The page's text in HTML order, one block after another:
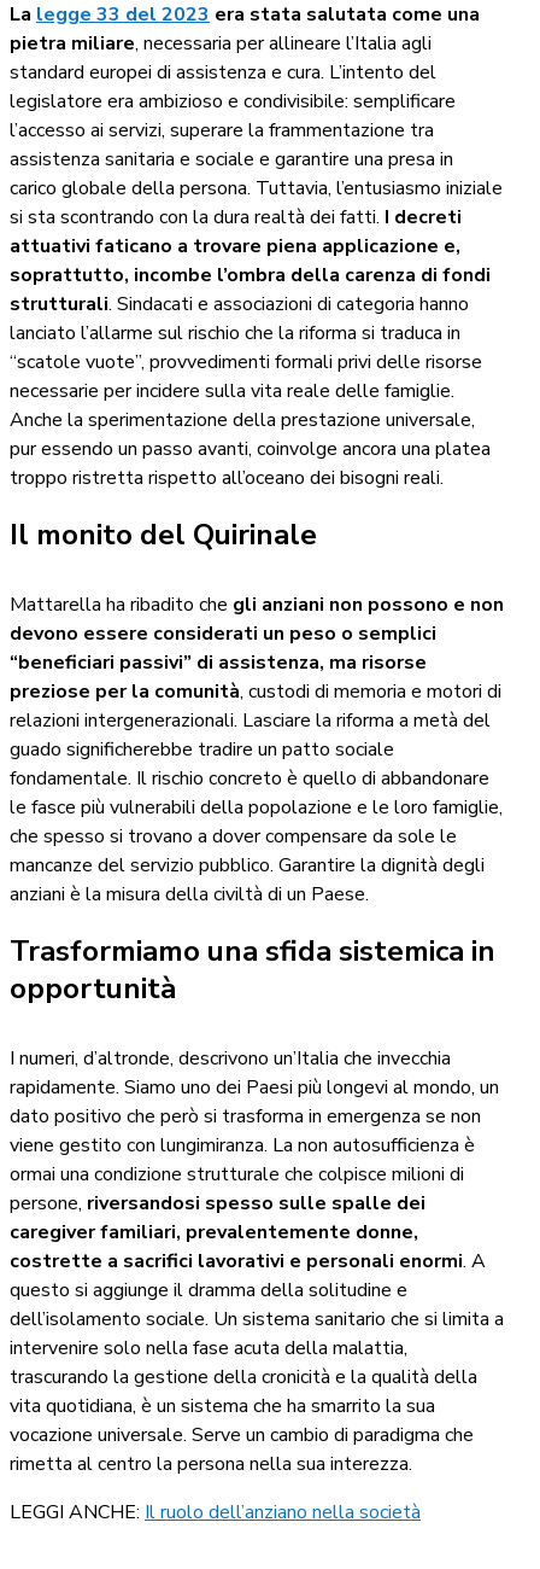
La legge 33 del 2023 era stata salutata come una
pietra miliare, necessaria per allineare l’Italia agli
standard europei di assistenza e cura. L’intento del
legislatore era ambizioso e condivisibile: semplificare
l’accesso ai servizi, superare la frammentazione tra
assistenza sanitaria e sociale e garantire una presa in
carico globale della persona. Tuttavia, l’entusiasmo iniziale
si sta scontrando con la dura realtà dei fatti. I decreti
attuativi faticano a trovare piena applicazione e,
soprattutto, incombe l’ombra della carenza di fondi
strutturali. Sindacati e associazioni di categoria hanno
lanciato l’allarme sul rischio che la riforma si traduca in
“scatole vuote”, provvedimenti formali privi delle risorse
necessarie per incidere sulla vita reale delle famiglie.
Anche la sperimentazione della prestazione universale,
pur essendo un passo avanti, coinvolge ancora una platea
troppo ristretta rispetto all’oceano dei bisogni reali.
Il monito del Quirinale
Mattarella ha ribadito che gli anziani non possono e non
devono essere considerati un peso o semplici
“beneficiari passivi” di assistenza, ma risorse
preziose per la comunità, custodi di memoria e motori di
relazioni intergenerazionali. Lasciare la riforma a metà del
guado significherebbe tradire un patto sociale
fondamentale. Il rischio concreto è quello di abbandonare
le fasce più vulnerabili della popolazione e le loro famiglie,
che spesso si trovano a dover compensare da sole le
mancanze del servizio pubblico. Garantire la dignità degli
anziani è la misura della civiltà di un Paese.
Trasformiamo una sfida sistemica in
opportunità
I numeri, d’altronde, descrivono un’Italia che invecchia
rapidamente. Siamo uno dei Paesi più longevi al mondo, un
dato positivo che però si trasforma in emergenza se non
viene gestito con lungimiranza. La non autosufficienza è
ormai una condizione strutturale che colpisce milioni di
persone, riversandosi spesso sulle spalle dei
caregiver familiari, prevalentemente donne,
costrette a sacrifici lavorativi e personali enormi. A
questo si aggiunge il dramma della solitudine e
dell’isolamento sociale. Un sistema sanitario che si limita a
intervenire solo nella fase acuta della malattia,
trascurando la gestione della cronicità e la qualità della
vita quotidiana, è un sistema che ha smarrito la sua
vocazione universale. Serve un cambio di paradigma che
rimetta al centro la persona nella sua interezza.
LEGGI ANCHE: Il ruolo dell’anziano nella società